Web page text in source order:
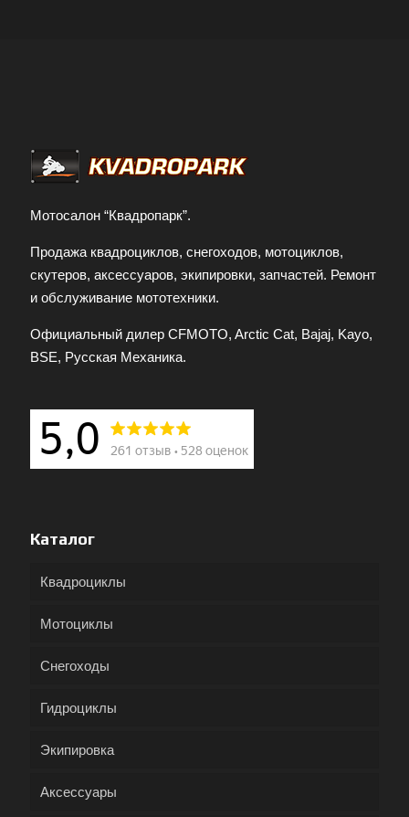
Мотосалон “Квадропарк”.
Продажа квадроциклов, снегоходов, мотоциклов,
скутеров, аксессуаров, экипировки, запчастей. Ремонт
и обслуживание мототехники.
Официальный дилер CFMOTO, Arctic Cat, Bajaj, Kayo,
BSE, Русская Механика.
Каталог
Квадроциклы
Мотоциклы
Снегоходы
Гидроциклы
Экипировка
Аксессуары